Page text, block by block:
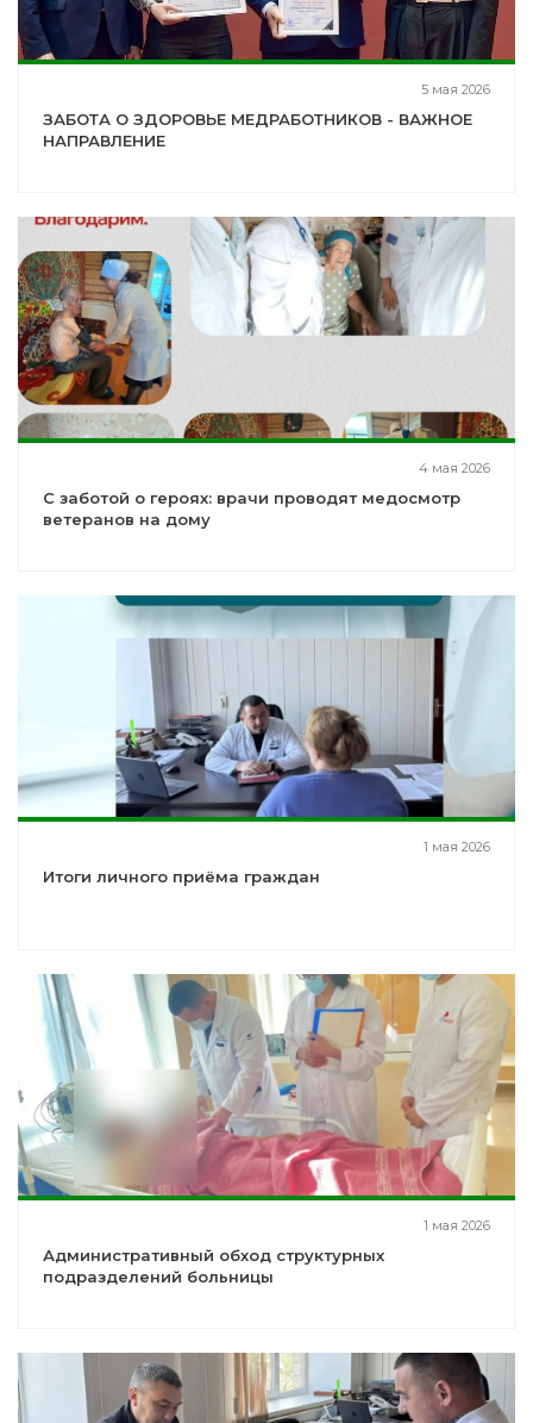
5 мая 2026
ЗАБОТА О ЗДОРОВЬЕ МЕДРАБОТНИКОВ - ВАЖНОЕ
НАПРАВЛЕНИЕ
4 мая 2026
С заботой о героях: врачи проводят медосмотр
ветеранов на дому
1 мая 2026
Итоги личного приёма граждан
1 мая 2026
Административный обход структурных
подразделений больницы